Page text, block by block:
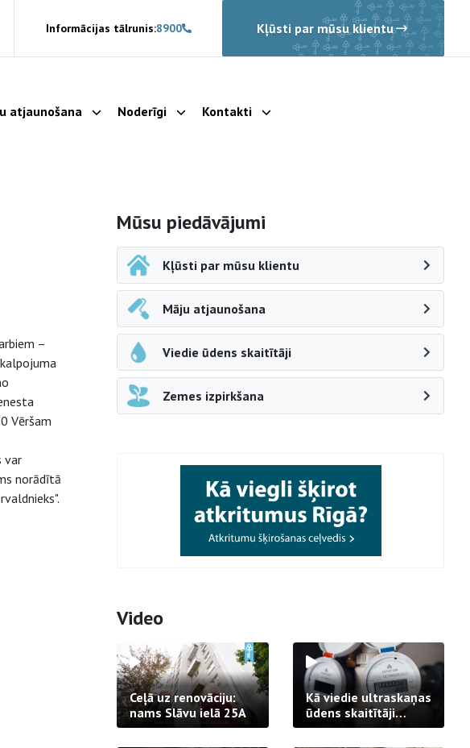
Informācijas tālrunis:8900 Kļūsti par mūsu klientu
atjaunošana Parādīt apakšizvēlni
Noderīgi Parādīt apakšizvēlni
Kontakti Parādīt apakšizvēlni
–
Vēršam
var
norādītā
Sāna navigācija
Mūsu piedāvājumi
Kļūsti par mūsu klientu
Māju atjaunošana
Viedie ūdens skaitītāji
Zemes izpirkšana
Video
Ceļā uz renovāciju:
nams Slāvu ielā 25A
Kā viedie ultraskaņas
ūdens skaitītāji
strādā praksē